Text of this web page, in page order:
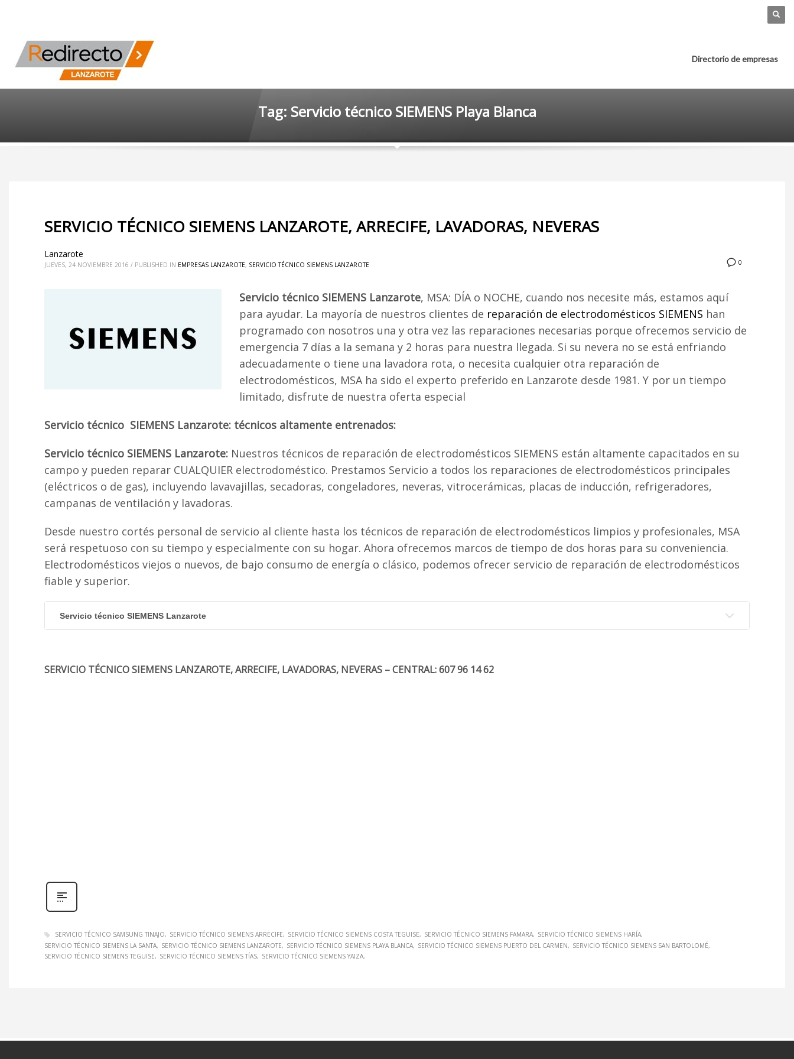
Directorio de empresas
Tag: Servicio técnico SIEMENS Playa Blanca
SERVICIO TÉCNICO SIEMENS LANZAROTE, ARRECIFE, LAVADORAS, NEVERAS
0
Lanzarote
JUEVES, 24 NOVIEMBRE 2016 / PUBLISHED IN EMPRESAS LANZAROTE, SERVICIO TÉCNICO SIEMENS LANZAROTE
Servicio técnico SIEMENS Lanzarote, MSA: DÍA o NOCHE, cuando nos necesite más, estamos aquí
para ayudar. La mayoría de nuestros clientes de reparación de electrodomésticos SIEMENS han
programado con nosotros una y otra vez las reparaciones necesarias porque ofrecemos servicio de
emergencia 7 días a la semana y 2 horas para nuestra llegada. Si su nevera no se está enfriando
adecuadamente o tiene una lavadora rota, o necesita cualquier otra reparación de
electrodomésticos, MSA ha sido el experto preferido en Lanzarote desde 1981. Y por un tiempo
limitado, disfrute de nuestra oferta especial
Servicio técnico SIEMENS Lanzarote: técnicos altamente entrenados:
Servicio técnico SIEMENS Lanzarote: Nuestros técnicos de reparación de electrodomésticos SIEMENS están altamente capacitados en su
campo y pueden reparar CUALQUIER electrodoméstico. Prestamos Servicio a todos los reparaciones de electrodomésticos principales
(eléctricos o de gas), incluyendo lavavajillas, secadoras, congeladores, neveras, vitrocerámicas, placas de inducción, refrigeradores,
campanas de ventilación y lavadoras.
Desde nuestro cortés personal de servicio al cliente hasta los técnicos de reparación de electrodomésticos limpios y profesionales, MSA
será respetuoso con su tiempo y especialmente con su hogar. Ahora ofrecemos marcos de tiempo de dos horas para su conveniencia.
Electrodomésticos viejos o nuevos, de bajo consumo de energía o clásico, podemos ofrecer servicio de reparación de electrodomésticos
fiable y superior.
Servicio técnico SIEMENS Lanzarote
SERVICIO TÉCNICO SIEMENS LANZAROTE, ARRECIFE, LAVADORAS, NEVERAS – CENTRAL: 607 96 14 62
SERVICIO TÉCNICO SAMSUNG TINAJO SERVICIO TÉCNICO SIEMENS ARRECIFE SERVICIO TÉCNICO SIEMENS COSTA TEGUISE SERVICIO TÉCNICO SIEMENS FAMARA
SERVICIO TÉCNICO SIEMENS HARÍA
SERVICIO TÉCNICO SIEMENS LA SANTA
SERVICIO TÉCNICO SIEMENS LANZAROTE SERVICIO TÉCNICO SIEMENS PLAYA BLANCA SERVICIO TÉCNICO SIEMENS PUERTO DEL CARMEN
SERVICIO TÉCNICO SIEMENS SAN BARTOLOMÉ
SERVICIO TÉCNICO SIEMENS TEGUISE
SERVICIO TÉCNICO SIEMENS TÍAS SERVICIO TÉCNICO SIEMENS YAIZA